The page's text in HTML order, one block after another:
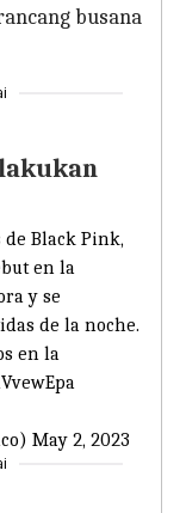
busana
Black Pink,
en la
y se
de la noche.
en la
May 2, 2023